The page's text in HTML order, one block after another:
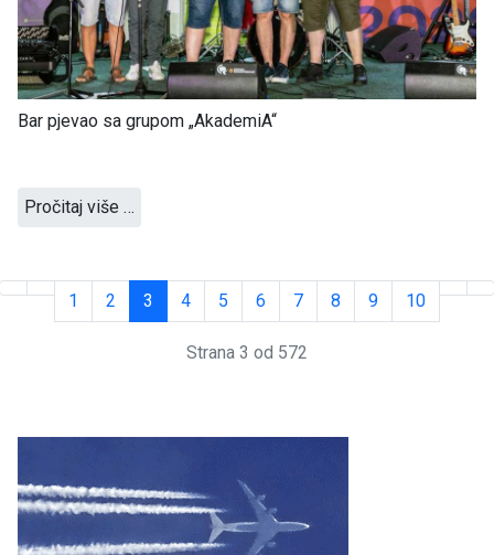
Bar pjevao sa grupom „AkademiA“
Pročitaj više …
1 2 3 4 5 6 7 8 9 10
Strana 3 od 572